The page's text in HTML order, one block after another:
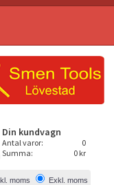
Din kundvagn
Antal varor:
0
Summa:
0 kr
moms Exkl. moms